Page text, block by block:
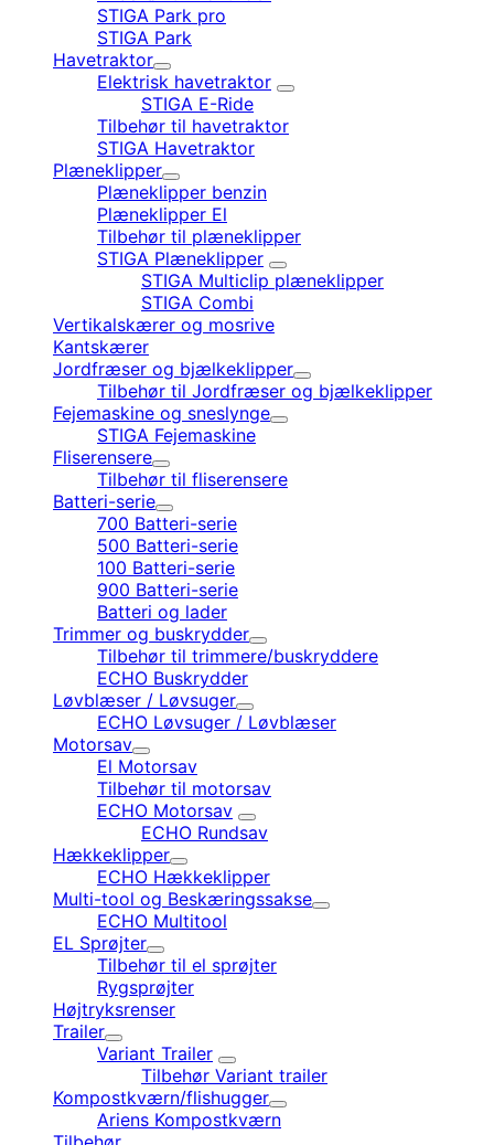
STIGA Park pro
STIGA Park
Havetraktor
Elektrisk havetraktor
STIGA E-Ride
Tilbehør til havetraktor
STIGA Havetraktor
Plæneklipper
Plæneklipper benzin
Plæneklipper El
Tilbehør til plæneklipper
STIGA Plæneklipper
STIGA Multiclip plæneklipper
STIGA Combi
Vertikalskærer og mosrive
Kantskærer
Jordfræser og bjælkeklipper
Tilbehør til Jordfræser og bjælkeklipper
Fejemaskine og sneslynge
STIGA Fejemaskine
Fliserensere
Tilbehør til fliserensere
Batteri-serie
700 Batteri-serie
500 Batteri-serie
100 Batteri-serie
900 Batteri-serie
Batteri og lader
Trimmer og buskrydder
Tilbehør til trimmere/buskryddere
ECHO Buskrydder
Løvblæser / Løvsuger
ECHO Løvsuger / Løvblæser
Motorsav
El Motorsav
Tilbehør til motorsav
ECHO Motorsav
ECHO Rundsav
Hækkeklipper
ECHO Hækkeklipper
Multi-tool og Beskæringssakse
ECHO Multitool
EL Sprøjter
Tilbehør til el sprøjter
Rygsprøjter
Højtryksrenser
Trailer
Variant Trailer
Tilbehør Variant trailer
Kompostkværn/flishugger
Ariens Kompostkværn